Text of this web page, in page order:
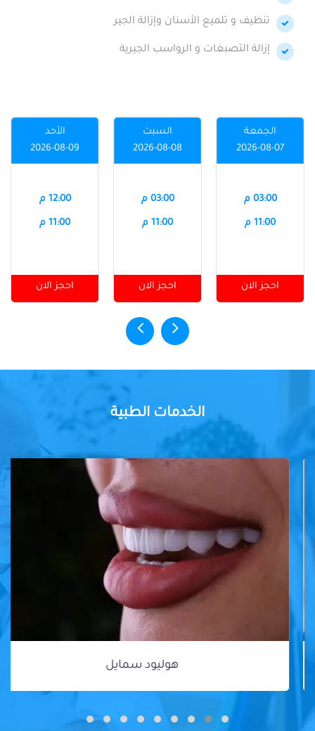
تنظيف و تلميع الأسنان وإزالة الجير
إزالة التصبغات و الرواسب الجيرية
الجمعة
2026-08-07
03:00 م
11:00 م
احجز الان
السبت
2026-08-08
03:00 م
11:00 م
احجز الان
الأحد
2026-08-09
12:00 م
11:00 م
احجز الان
الخدمات الطبية
هوليود سمايل